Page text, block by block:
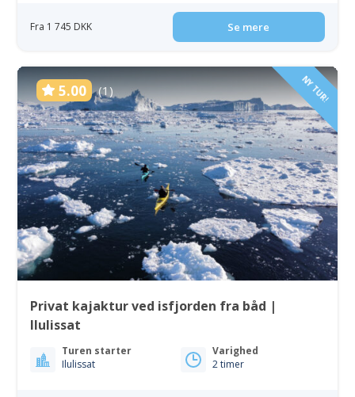
Fra 1 745 DKK Se mere
5.00 (1) NY TUR!
Privat kajaktur ved isfjorden fra båd |
Ilulissat
Turen starter
Ilulissat
Varighed
2 timer